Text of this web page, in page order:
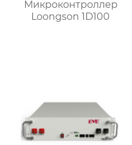
Микроконтроллер
Loongson 1D100